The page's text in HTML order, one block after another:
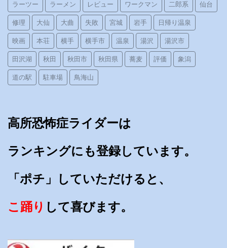
ラーツー ラーメン レビュー ワークマン 二郎系 仙台
修理 大仙 大曲 失敗 宮城 岩手 日帰り温泉
映画 本荘 横手 横手市 温泉 湯沢 湯沢市
田沢湖 秋田 秋田市 秋田県 蕎麦 評価 象潟
道の駅 駐車場 鳥海山
高所恐怖症ライダーは
ランキングにも登録しています。
「ポチ」していただけると、
こ踊り して喜びます。